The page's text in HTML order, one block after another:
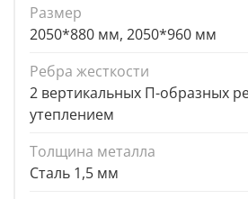
Размер
2050*880 мм, 2050*960 мм
Ребра жесткости
2 вертикальных П-образных
утеплением
Толщина металла
Сталь 1,5 мм